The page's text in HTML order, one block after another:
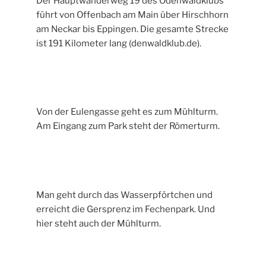
führt von Offenbach am Main über Hirschhorn
am Neckar bis Eppingen. Die gesamte Strecke
ist 191 Kilometer lang (denwaldklub.de).
Von der Eulengasse geht es zum Mühlturm.
Am Eingang zum Park steht der Römerturm.
Man geht durch das Wasserpförtchen und
erreicht die Gersprenz im Fechenpark. Und
hier steht auch der Mühlturm.